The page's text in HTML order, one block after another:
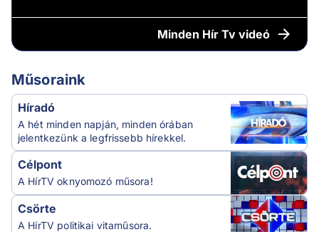
Minden Hír Tv videó
Műsoraink
Híradó
A hét minden napján, minden órában
jelentkezünk a legfrissebb hírekkel.
Célpont
A HírTV oknyomozó műsora!
Csörte
A HírTV politikai vitaműsora.